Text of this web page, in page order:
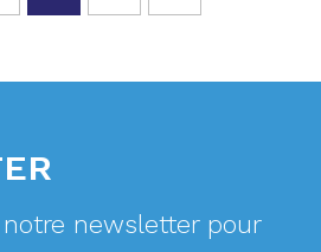
newsletter pour